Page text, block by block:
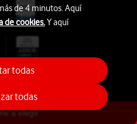
a elegir
de 4 minutos. Aquí
de cookies.Y aquí
todas
todas